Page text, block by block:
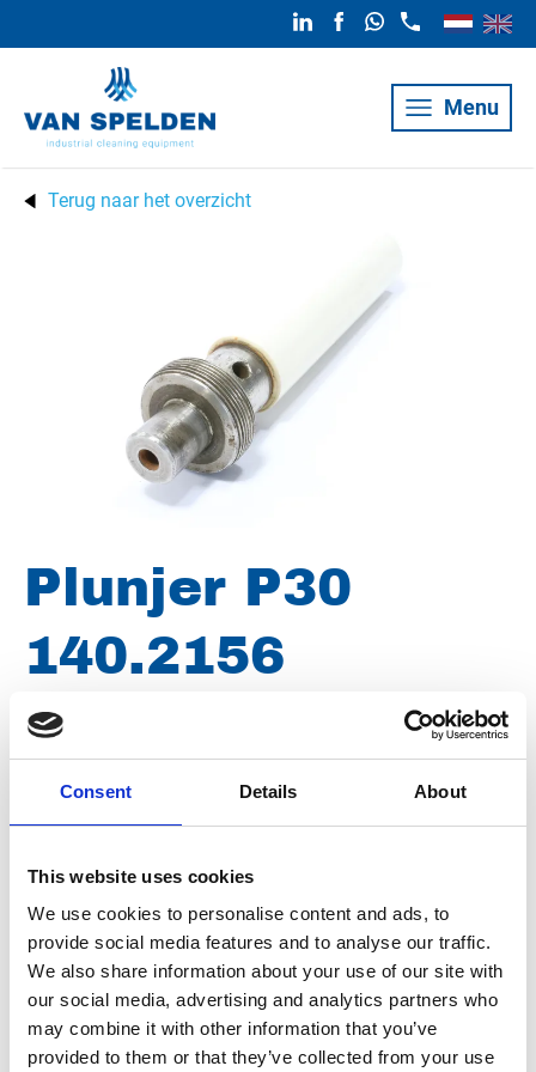
Consent Details About
This website uses cookies
We use cookies to personalise content and ads, to
provide social media features and to analyse our traffic.
We also share information about your use of our site with
our social media, advertising and analytics partners who
may combine it with other information that you’ve
provided to them or that they’ve collected from your use
Menu
Terug naar het overzicht
Plunjer P30
140.2156
gerviseerd
1502/2502
Merk Woma
Conditie Gereviseerd
Artikelnummer 021002101402156
Groep Onderdelen